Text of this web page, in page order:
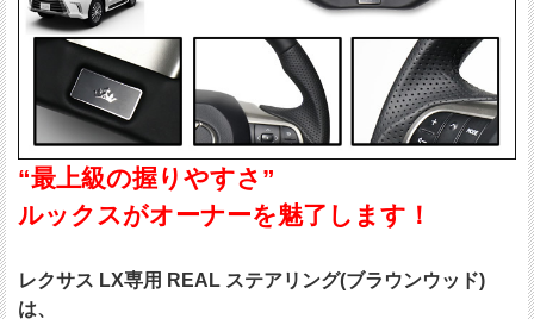
“最上級の握りやすさ”
ルックスがオーナーを魅了します！
レクサス LX専用 REAL ステアリング(ブラウンウッド)
は、